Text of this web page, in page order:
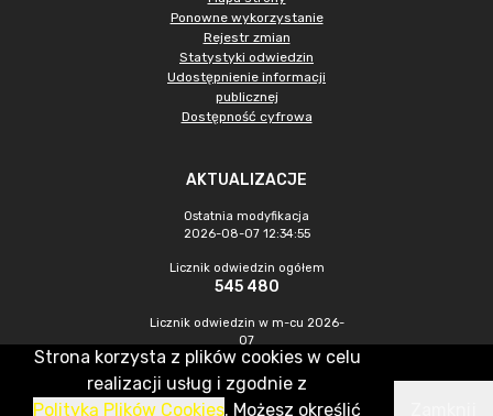
Ponowne wykorzystanie
Rejestr zmian
Statystyki odwiedzin
Udostępnienie informacji
publicznej
Dostępność cyfrowa
AKTUALIZACJE
Ostatnia modyfikacja
2026-08-07 12:34:55
Licznik odwiedzin ogółem
545 480
Licznik odwiedzin w m-cu 2026-
07
1 496
CMS & Hosting: Nefeni Sp. z o.o.
Strona korzysta z plików cookies w celu
realizacji usług i zgodnie z
Polityką Plików Cookies. Możesz określić